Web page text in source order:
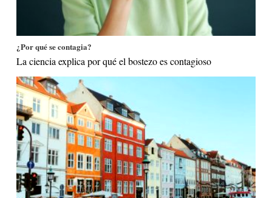
¿Por qué se contagia?
La ciencia explica por qué el bostezo es contagioso